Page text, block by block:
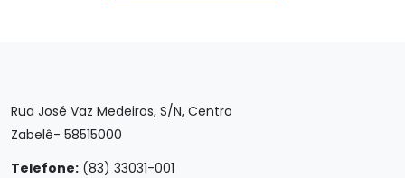
Rua José Vaz Medeiros, S/N, Centro
Zabelê- 58515000
Telefone: (83) 33031-001